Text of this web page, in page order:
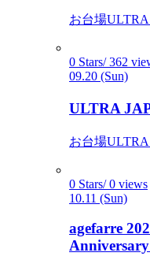
お台場
0 Stars/ 362
09.20 (Sun)
ULTRA
お台場
0 Stars/ 0 views
10.11 (Sun)
agefarre